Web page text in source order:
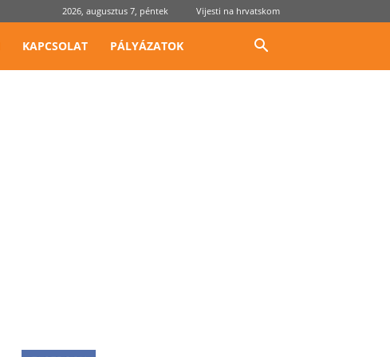
2026, augusztus 7, péntek Vijesti na hrvatskom
KAPCSOLAT PÁLYÁZATOK